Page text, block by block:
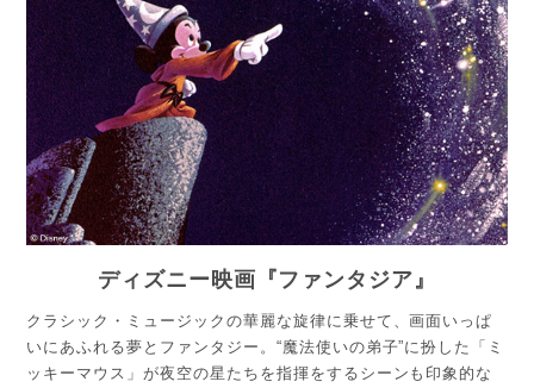
ディズニー映画『ファンタジア』
クラシック・ミュージックの華麗な旋律に乗せて、画面いっぱ
いにあふれる夢とファンタジー。“魔法使いの弟子”に扮した「ミ
ッキーマウス」が夜空の星たちを指揮をするシーンも印象的な